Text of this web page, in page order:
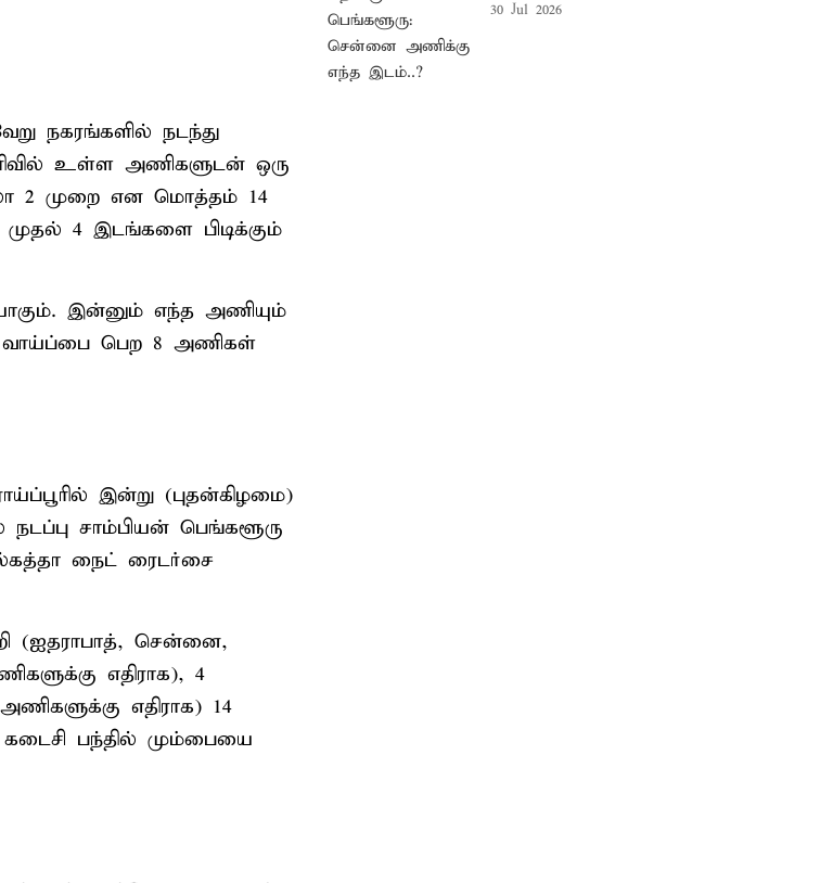
நகரங்களில் நடந்து
உள்ள அணிகளுடன் ஒரு
2 முறை என மொத்தம் 14
4 இடங்களை பிடிக்கும்
இன்னும் எந்த அணியும்
வாய்ப்பை பெற 8 அணிகள்
இன்று (புதன்கிழமை)
சாம்பியன் பெங்களூரு
நைட் ரைடர்சை
(ஐதராபாத், சென்னை,
எதிராக), 4
எதிராக) 14
பந்தில் மும்பையை
30 Jul 2026